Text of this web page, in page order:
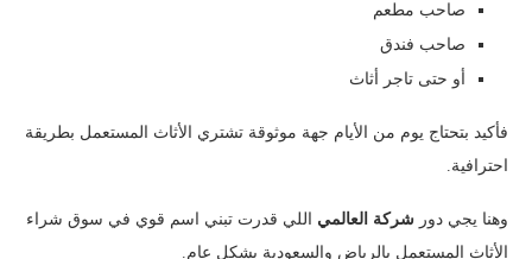
صاحب مطعم
صاحب فندق
أو حتى تاجر أثاث
فأكيد بتحتاج يوم من الأيام جهة موثوقة تشتري الأثاث المستعمل بطريقة
احترافية.
وهنا يجي دور شركة العالمي اللي قدرت تبني اسم قوي في سوق شراء
الأثاث المستعمل بالرياض والسعودية بشكل عام.